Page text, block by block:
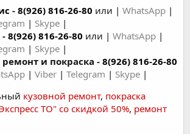
- 8(926) 816-26-80 или | WhatsApp |
| Skype |
- 8(926) 816-26-80 или | WhatsApp |
| Skype |
ремонт и покраска - 8(926) 816-26-80
| Viber | Telegram | Skype |
кузовной ремонт, покраска
ТО" со скидкой 50%, ремонт